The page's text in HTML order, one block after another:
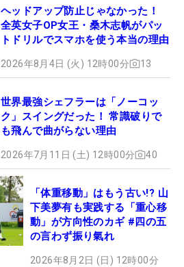
ヘッドアップ防止じゃなかった！
全英女子OP女王・桑木志帆がパッ
トドリルでスマホを使う本当の理由
2026年8月4日 (火) 12時00分 13
世界最強シェフラーは「ノーコッ
ク」スイングだった！ 常識破りで
も飛んで曲がらない理由
2026年7月11日 (土) 12時00分 40
「体重移動」はもう古い!? 山
下美夢有も実践する「重心移
動」が方向性のカギ #四の五
の言わず振り氣れ
2026年8月2日 (日) 12時00分